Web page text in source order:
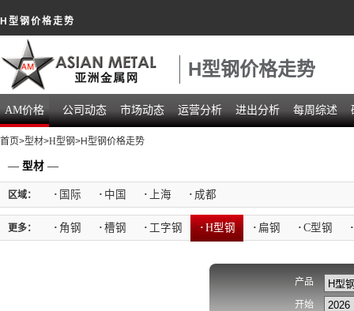
H型钢价格走势
H型钢价格走势
AM价格 公司动态 市场动态 运营分析 进出分析 每周综述
首页>型材>H型钢>H型钢价格走势
— 型材 —
区域： · 国际 · 中国 · 上海 · 成都
更多： · 角钢 · 槽钢 · 工字钢 ·H型钢 · 扁钢 · C型钢 ·
产品
开始